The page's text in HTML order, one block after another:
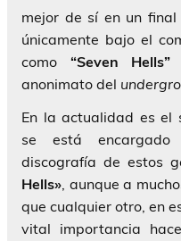
mejor de sí en un
únicamente bajo el
como “Seven Hells”
anonimato del
En la actualidad es el
se está
discografía de estos
Hells», aunque a
que cualquier otro, en
vital importancia